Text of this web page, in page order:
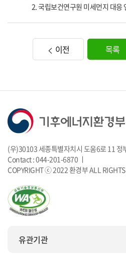
2. 국립보건연구원 미세먼지 대응
이전 목록
(우)30103 세종특별자치시 도움6로 11 정
Contact : 044-201-6870 ㅣ
COPYRIGHT ⓒ 2022 환경부 ALL RIGHTS
유관기관